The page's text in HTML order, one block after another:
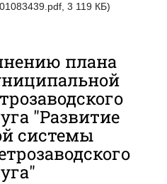
3 119 КБ)
плана
"Развитие
системы